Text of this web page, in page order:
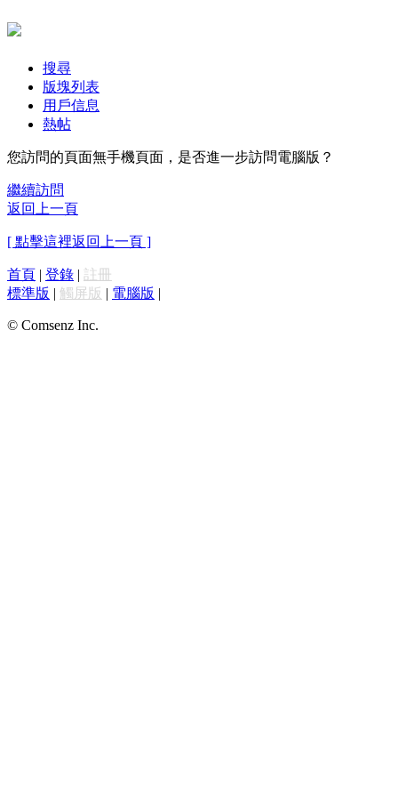
搜尋
版塊列表
用戶信息
熱帖
您訪問的頁面無手機頁面，是否進一步訪問電腦版？
繼續訪問
返回上一頁
[ 點擊這裡返回上一頁 ]
首頁 | 登錄 | 註冊
標準版 | 觸屏版 | 電腦版 |
© Comsenz Inc.